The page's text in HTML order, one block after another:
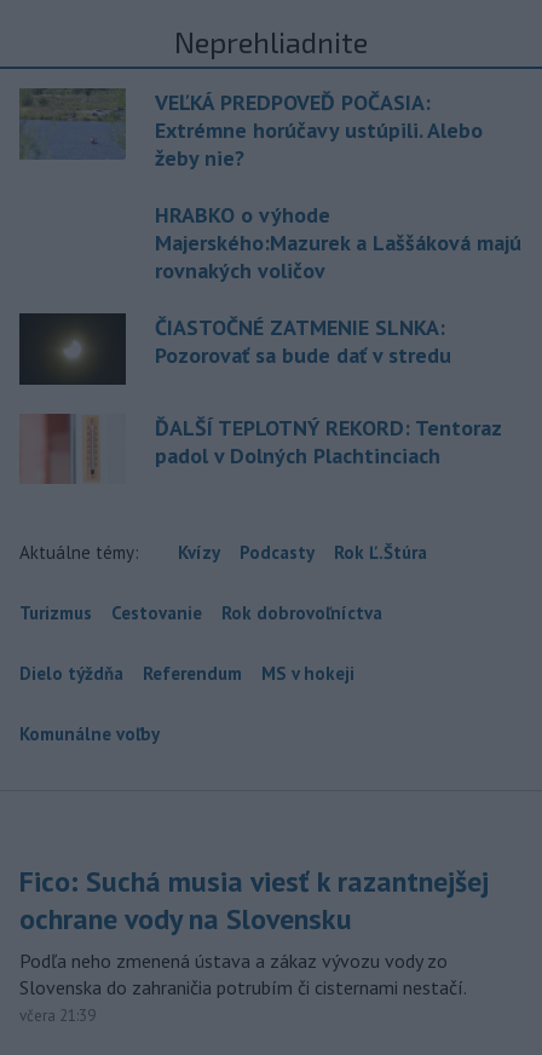
Neprehliadnite
VEĽKÁ PREDPOVEĎ POČASIA:
Extrémne horúčavy ustúpili. Alebo
žeby nie?
HRABKO o výhode
Majerského:Mazurek a Laššáková majú
rovnakých voličov
ČIASTOČNÉ ZATMENIE SLNKA:
Pozorovať sa bude dať v stredu
ĎALŠÍ TEPLOTNÝ REKORD: Tentoraz
padol v Dolných Plachtinciach
Aktuálne témy: Kvízy Podcasty Rok Ľ.Štúra
Turizmus Cestovanie Rok dobrovoľníctva
Dielo týždňa Referendum MS v hokeji
Komunálne voľby
Fico: Suchá musia viesť k razantnejšej
ochrane vody na Slovensku
Podľa neho zmenená ústava a zákaz vývozu vody zo
Slovenska do zahraničia potrubím či cisternami nestačí.
včera 21:39